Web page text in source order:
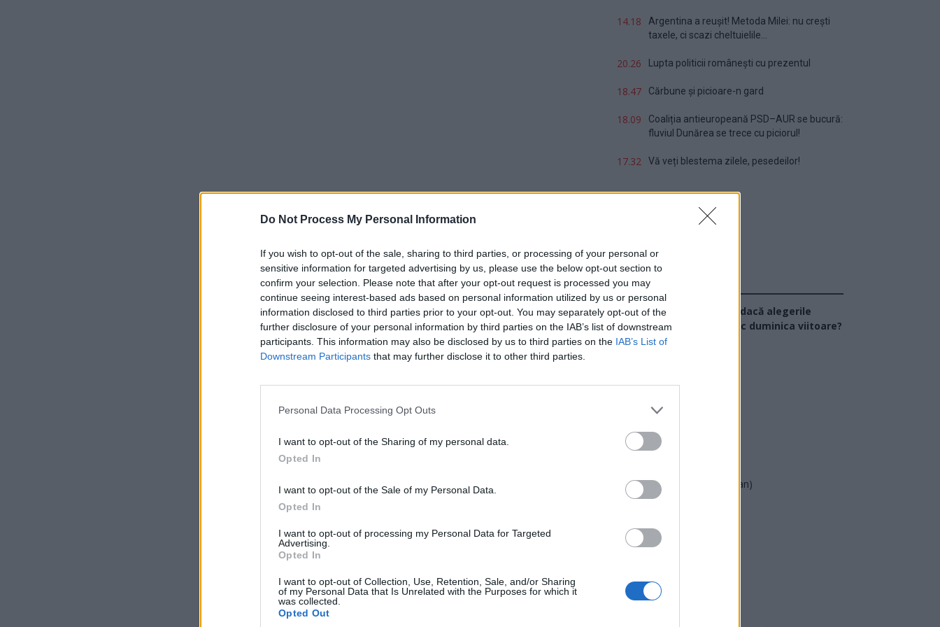
Do Not Process My Personal Information
If you wish to opt-out of the sale, sharing to third parties, or processing of your personal or
sensitive information for targeted advertising by us, please use the below opt-out section to
confirm your selection. Please note that after your opt-out request is processed you may
continue seeing interest-based ads based on personal information utilized by us or personal
information disclosed to third parties prior to your opt-out. You may separately opt-out of the
further disclosure of your personal information by third parties on the IAB’s list of downstream
participants. This information may also be disclosed by us to third parties on the IAB’s List of
Downstream Participants that may further disclose it to other third parties.
Personal Data Processing Opt Outs
I want to opt-out of the Sharing of my personal data.
Opted In
I want to opt-out of the Sale of my Personal Data.
Opted In
I want to opt-out of processing my Personal Data for Targeted
Advertising.
Opted In
I want to opt-out of Collection, Use, Retention, Sale, and/or Sharing
of my Personal Data that Is Unrelated with the Purposes for which it
was collected.
Opted Out
14.18
Argentina a reușit! Metoda Milei: nu crești
taxele, ci scazi cheltuielile...
20.26 Lupta politicii românești cu prezentul
18.47 Cărbune și picioare-n gard
18.09
Coaliția antieuropeană PSD–AUR se bucură:
fluviul Dunărea se trece cu piciorul!
17.32 Vă veți blestema zilele, pesedeilor!
Sondaj
Ce partid ați vota dacă alegerile
parlamentare ar avea loc duminica viitoare?
UDMR
Forța Dreptei (L. Orban)
REPER
SENS
POT (Gavrilă)